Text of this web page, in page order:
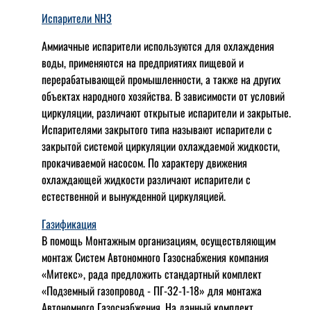
Испарители NH3
Аммиачные испарители используются для охлаждения
воды, применяются на предприятиях пищевой и
перерабатывающей промышленности, а также на других
объектах народного хозяйства. В зависимости от условий
циркуляции, различают открытые испарители и закрытые.
Испарителями закрытого типа называют испарители с
закрытой системой циркуляции охлаждаемой жидкости,
прокачиваемой насосом. По характеру движения
охлаждающей жидкости различают испарители с
естественной и вынужденной циркуляцией.
Газификация
В помощь Монтажным организациям, осуществляющим
монтаж Систем Автономного Газоснабжения компания
«Митекс», рада предложить стандартный комплект
«Подземный газопровод - ПГ-32-1-18» для монтажа